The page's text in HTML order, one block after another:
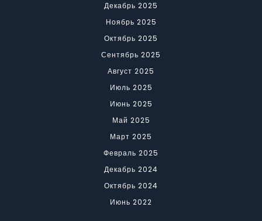
Декабрь 2025
Ноябрь 2025
Октябрь 2025
Сентябрь 2025
Август 2025
Июль 2025
Июнь 2025
Май 2025
Март 2025
Февраль 2025
Декабрь 2024
Октябрь 2024
Июнь 2022